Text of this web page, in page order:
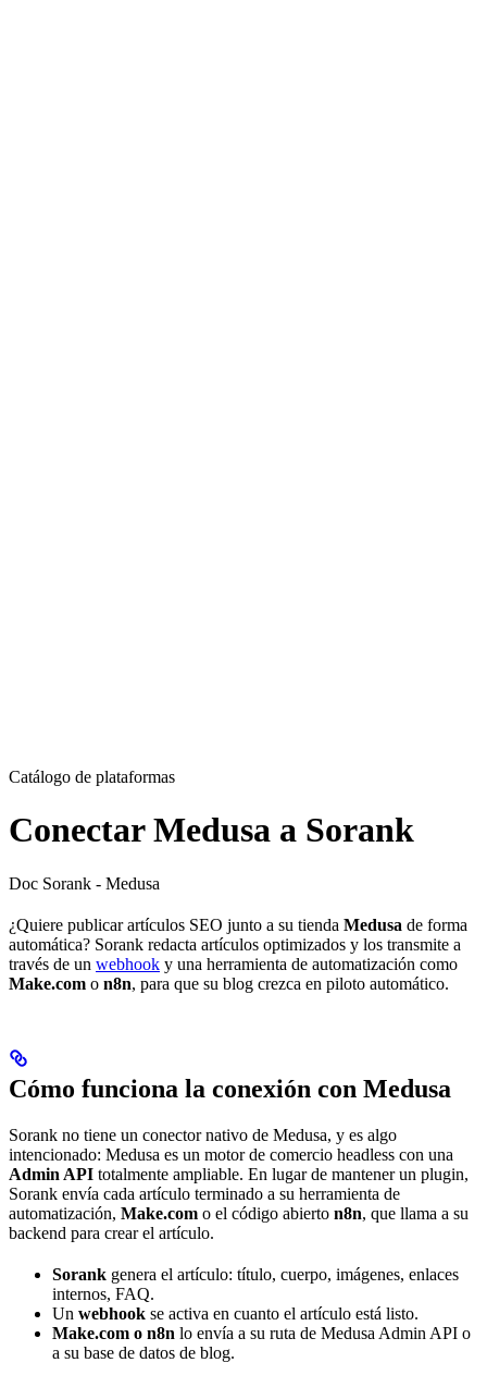
Catálogo de plataformas
Conectar Medusa a Sorank
Doc Sorank - Medusa
¿Quiere publicar artículos SEO junto a su tienda Medusa de forma
automática? Sorank redacta artículos optimizados y los transmite a
través de un webhook y una herramienta de automatización como
Make.com o n8n, para que su blog crezca en piloto automático.
Cómo funciona la conexión con Medusa
Sorank no tiene un conector nativo de Medusa, y es algo
intencionado: Medusa es un motor de comercio headless con una
Admin API totalmente ampliable. En lugar de mantener un plugin,
Sorank envía cada artículo terminado a su herramienta de
automatización, Make.com o el código abierto n8n, que llama a su
backend para crear el artículo.
Sorank genera el artículo: título, cuerpo, imágenes, enlaces
internos, FAQ.
Un webhook se activa en cuanto el artículo está listo.
Make.com o n8n lo envía a su ruta de Medusa Admin API o
a su base de datos de blog.